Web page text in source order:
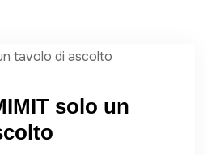
solo un